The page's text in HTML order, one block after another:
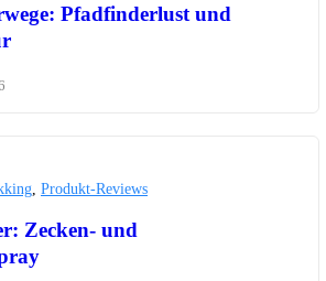
Pfadfinderlust und
Produkt-Reviews
Zecken- und